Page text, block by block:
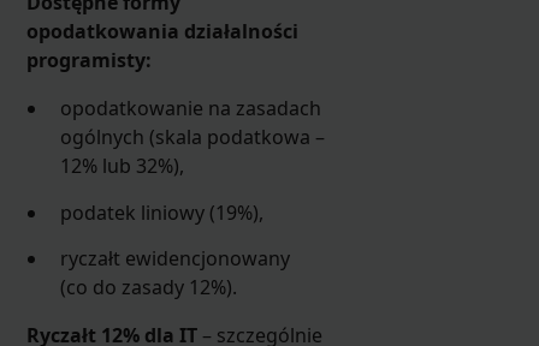
opodatkowania działalności
programisty:
opodatkowanie na zasadach
ogólnych (skala podatkowa –
12% lub 32%),
podatek liniowy (19%),
ryczałt ewidencjonowany
(co do zasady 12%).
Ryczałt 12% dla IT– szczególnie